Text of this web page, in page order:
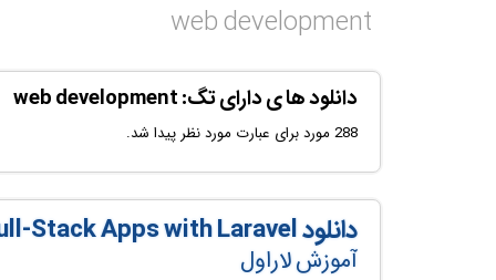
web development
دانلود ها ی دارای تگ: web development
288 مورد برای عبارت مورد نظر پیدا شد.
دانلود Telegram Mini Apps: Build Full-Stack Apps with Laravel
آموزش لاراول